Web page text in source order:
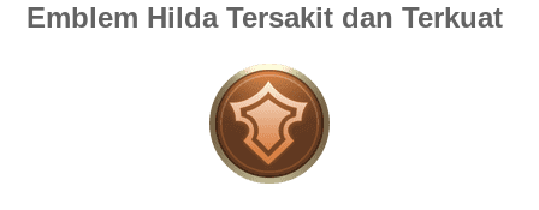
Emblem Hilda Tersakit dan Terkuat